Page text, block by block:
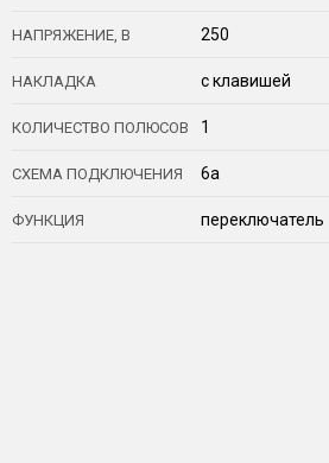
НАПРЯЖЕНИЕ, В 250
НАКЛАДКА с клавишей
КОЛИЧЕСТВО ПОЛЮСОВ 1
СХЕМА ПОДКЛЮЧЕНИЯ 6a
ФУНКЦИЯ переключатель